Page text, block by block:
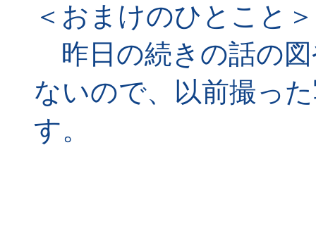
＜おまけのひとこと＞
昨日の続きの話の
ないので、以前撮っ
す。